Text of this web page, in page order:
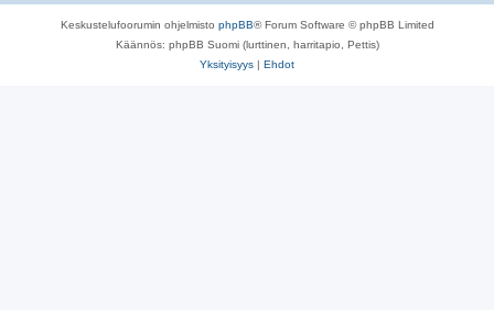
Keskustelufoorumin ohjelmisto phpBB® Forum Software © phpBB Limited
Käännös: phpBB Suomi (lurttinen, harritapio, Pettis)
Yksityisyys | Ehdot